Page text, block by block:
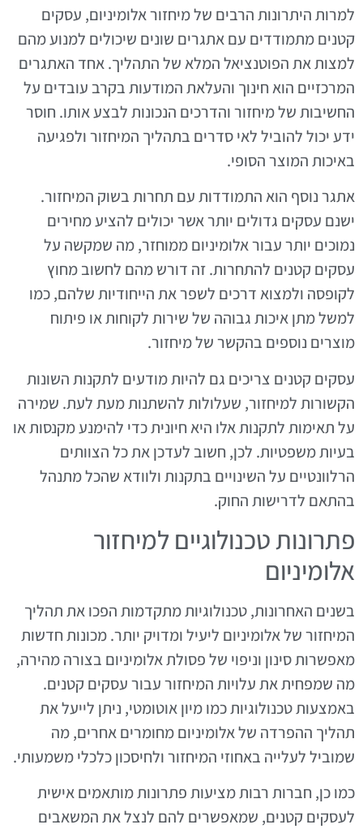
למרות היתרונות הרבים של מיחזור אלומיניום, עסקים
קטנים מתמודדים עם אתגרים שונים שיכולים למנוע מהם
למצות את הפוטנציאל המלא של התהליך. אחד האתגרים
המרכזיים הוא חינוך והעלאת המודעות בקרב עובדים על
החשיבות של מיחזור והדרכים הנכונות לבצע אותו. חוסר
ידע יכול להוביל לאי סדרים בתהליך המיחזור ולפגיעה
באיכות המוצר הסופי.
אתגר נוסף הוא התמודדות עם תחרות בשוק המיחזור.
ישנם עסקים גדולים יותר אשר יכולים להציע מחירים
נמוכים יותר עבור אלומיניום ממוחזר, מה שמקשה על
עסקים קטנים להתחרות. זה דורש מהם לחשוב מחוץ
לקופסה ולמצוא דרכים לשפר את הייחודיות שלהם, כמו
למשל מתן איכות גבוהה של שירות לקוחות או פיתוח
מוצרים נוספים בהקשר של מיחזור.
עסקים קטנים צריכים גם להיות מודעים לתקנות השונות
הקשורות למיחזור, שעלולות להשתנות מעת לעת. שמירה
על תאימות לתקנות אלו היא חיונית כדי להימנע מקנסות או
בעיות משפטיות. לכן, חשוב לעדכן את כל הצוותים
הרלוונטיים על השינויים בתקנות ולוודא שהכל מתנהל
בהתאם לדרישות החוק.
פתרונות טכנולוגיים למיחזור
אלומיניום
בשנים האחרונות, טכנולוגיות מתקדמות הפכו את תהליך
המיחזור של אלומיניום ליעיל ומדויק יותר. מכונות חדשות
מאפשרות סינון וניפוי של פסולת אלומיניום בצורה מהירה,
מה שמפחית את עלויות המיחזור עבור עסקים קטנים.
באמצעות טכנולוגיות כמו מיון אוטומטי, ניתן לייעל את
תהליך ההפרדה של אלומיניום מחומרים אחרים, מה
שמוביל לעלייה באחוזי המיחזור ולחיסכון כלכלי משמעותי.
כמו כן, חברות רבות מציעות פתרונות מותאמים אישית
לעסקים קטנים, שמאפשרים להם לנצל את המשאבים